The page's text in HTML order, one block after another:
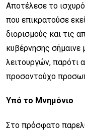
Αποτέλεσε το
που επικρατούσε
διορισμούς και τις
κυβέρνησης σήμαινε
λειτουργών, παρότι
προσοντούχο
Υπό το Μνημόνιο
Στο πρόσφατο